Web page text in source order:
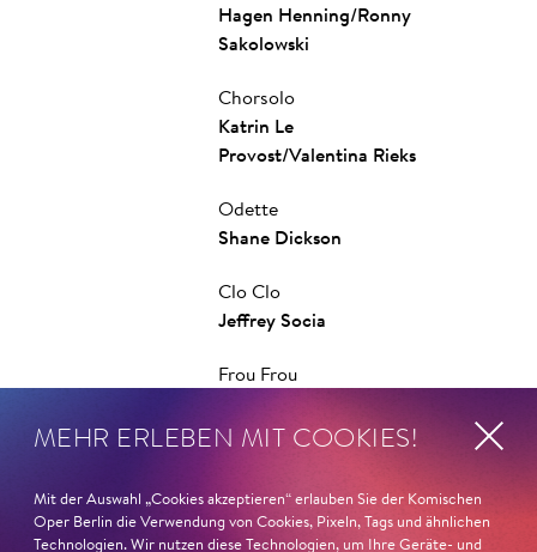
Hagen Henning/Ronny
Sakolowski
Chorsolo
Katrin Le
Provost/Valentina Rieks
Odette
Sha­ne Dick­son
Clo Clo
Jeffrey So­cia
Frou Frou
Da­ni­elle Be­za­ire
Josephine
MEHR ERLEBEN MIT COOKIES!
Mit der Auswahl „Cookies akzeptieren“ erlauben Sie der Komischen
Oper Berlin die Verwendung von Cookies, Pixeln, Tags und ähnlichen
Technologien. Wir nutzen diese Technologien, um Ihre Geräte- und